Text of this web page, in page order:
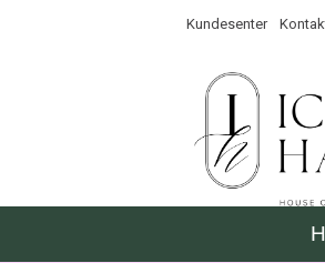
Kundesenter